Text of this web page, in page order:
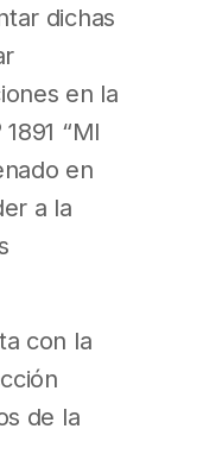
dichas
en la
“MI
en
a la
con la
de la